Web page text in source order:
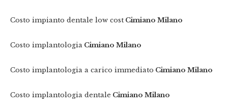
Costo impianto dentale low cost Cimiano Milano
Costo implantologia Cimiano Milano
Costo implantologia a carico immediato Cimiano Milano
Costo implantologia dentale Cimiano Milano